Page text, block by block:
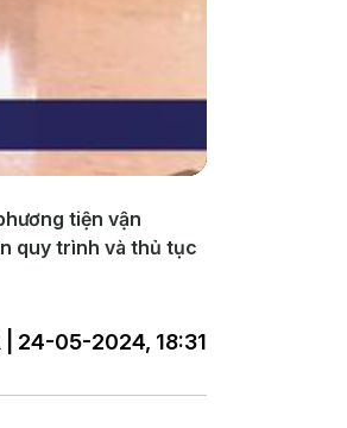
tiện vận
quy trình và thủ tục
| 24-05-2024, 18:31